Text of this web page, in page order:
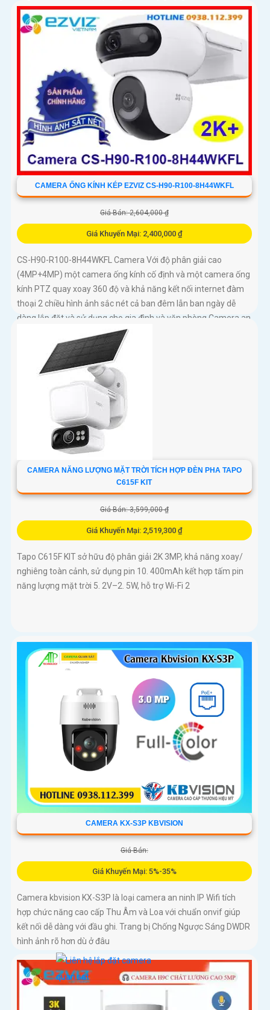
mà không bỏ sót điểm mù
CAMERA ỐNG KÍNH KÉP EZVIZ CS-H90-R100-8H44WKFL
Giá Bán: 2,604,000 ₫
Giá Khuyến Mại: 2,400,000 ₫
CS-H90-R100-8H44WKFL Camera Với độ phân giải cao
(4MP+4MP) một camera ống kính cố định và một camera ống
kính PTZ quay xoay 360 độ và khả năng kết nối internet đàm
thoại 2 chiều hình ảnh sắc nét cả ban đêm lẫn ban ngày dễ
dàng lắp đặt và sử dụng cho gia đình và văn phòng Camera an
ninh không dây CS-H90-R100-8H44WKFL mang đến sự an
toàn và tiện lợi.
CAMERA NĂNG LƯỢNG MẶT TRỜI TÍCH HỢP ĐÈN PHA TAPO
C615F KIT
Giá Bán: 3,599,000 ₫
Giá Khuyến Mại: 2,519,300 ₫
Tapo C615F KIT sở hữu độ phân giải 2K 3MP, khả năng xoay/
nghiêng toàn cảnh, sử dụng pin 10. 400mAh kết hợp tấm pin
năng lượng mặt trời 5. 2V–2. 5W, hỗ trợ Wi-Fi 2
CAMERA KX-S3P KBVISION
Giá Bán:
Giá Khuyến Mại: 5%-35%
Camera kbvision KX-S3P là loại camera an ninh IP Wifi tích
hợp chức năng cao cấp Thu Âm và Loa với chuẩn onvif giúp
kết nối dễ dàng với đầu ghi. Trang bị Chống Ngược Sáng DWDR
hình ảnh rõ hơn dù ở đâu